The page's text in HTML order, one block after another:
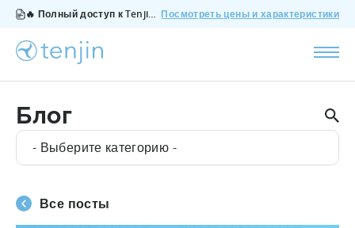
🔥 Полный доступ к Tenjin за $200/месяц - все функции, без дополнений, отмена в любое время. Посмотреть цены и характеристики
Блог
- Выберите категорию -
Все посты